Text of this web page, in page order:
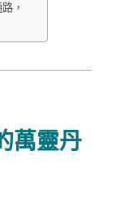
，
萬靈丹